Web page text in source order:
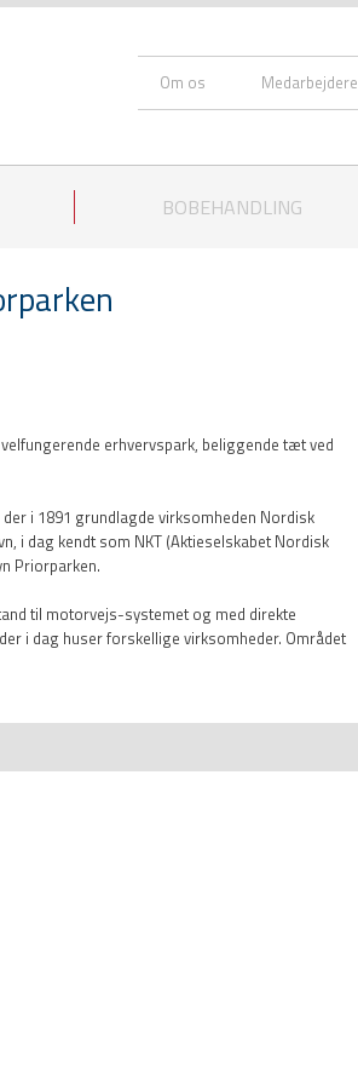
Om os Medarbejdere
BOBEHANDLING
erhvervspark, beliggende tæt ved
i 1891 grundlagde virksomheden Nordisk
i dag kendt som NKT (Aktieselskabet Nordisk
Priorparken.
til motorvejs-systemet og med direkte
i dag huser forskellige virksomheder. Området